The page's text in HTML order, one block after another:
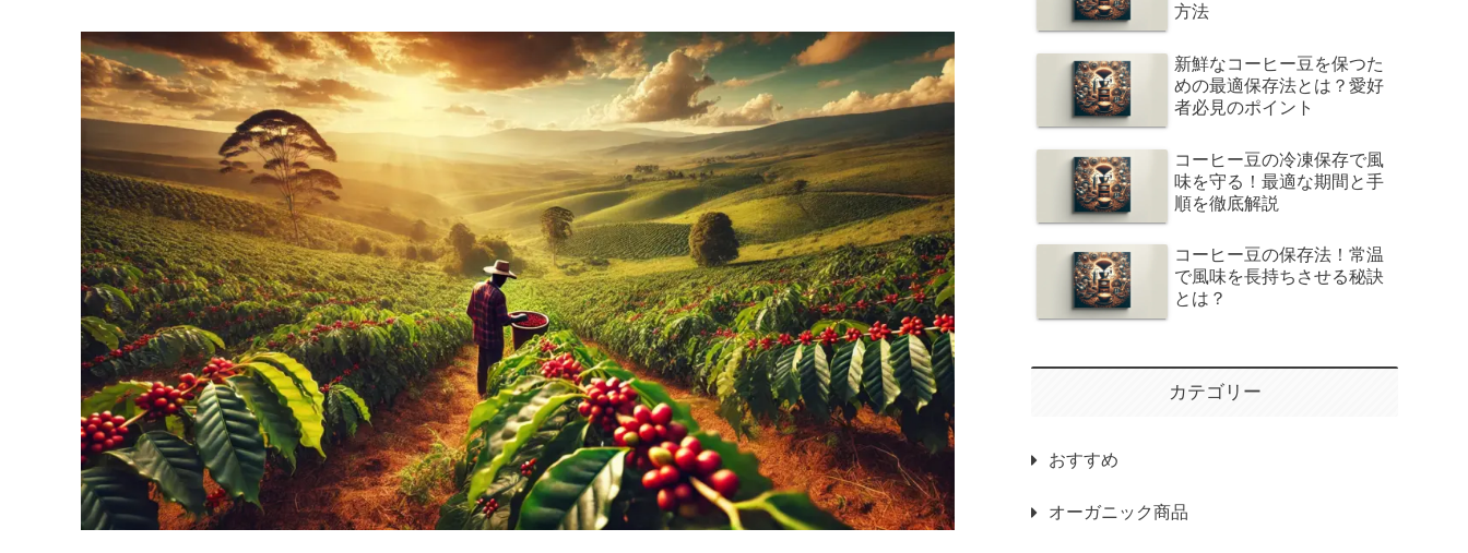
方法
新鮮なコーヒー豆を保つた
めの最適保存法とは？愛好
者必見のポイント
コーヒー豆の冷凍保存で風
味を守る！最適な期間と手
順を徹底解説
コーヒー豆の保存法！常温
で風味を長持ちさせる秘訣
とは？
カテゴリー
おすすめ
オーガニック商品